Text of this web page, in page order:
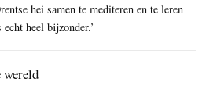
hei samen te mediteren en te leren
heel bijzonder.’
wereld